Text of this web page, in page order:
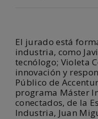
El jurado está
industria, como
tecnólogo; Violeta
innovación y
Público de
programa Máster
conectados, de la
Industria, Juan